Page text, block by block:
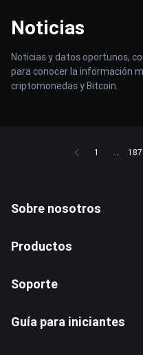
Noticias
Noticias y datos oportunos,
para conocer la información
criptomonedas y Bitcoin.
1 ... 187
Sobre nosotros
Productos
Soporte
Guía para iniciantes